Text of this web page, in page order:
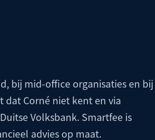
bij mid-office organisaties en bij
dat Corné niet kent en via
Duitse Volksbank. Smartfee is
advies op maat.